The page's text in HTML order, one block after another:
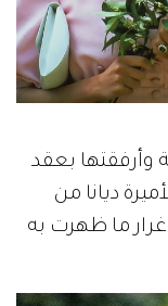
وأرفقتها بعقد
ديانا من
ما ظهرت به